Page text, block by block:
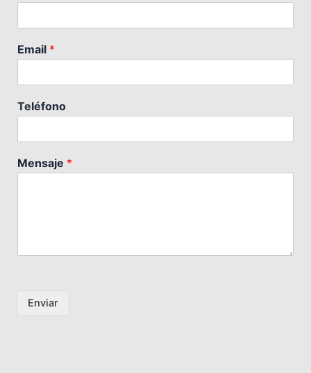
Email *
Teléfono
Mensaje *
Enviar